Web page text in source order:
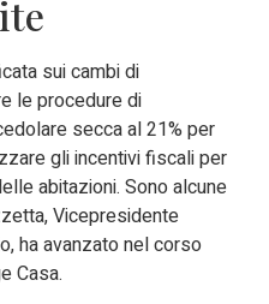
sui cambi di
le procedure di
secca al 21% per
gli incentivi fiscali per
abitazioni. Sono alcune
Vicepresidente
ha avanzato nel corso
Casa.